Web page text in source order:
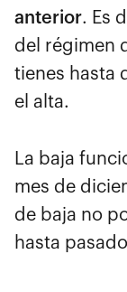
anterior. Es
del régimen
tienes hasta
el alta.
La baja
mes de
de baja no
hasta